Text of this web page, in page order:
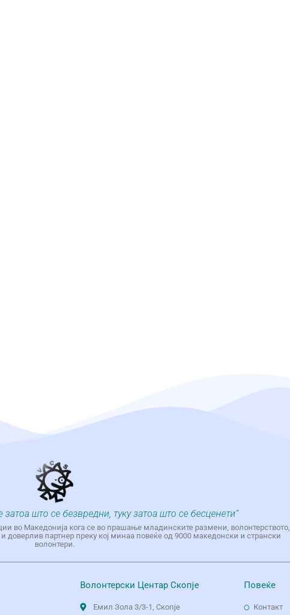
затоа што се безвредни, туку затоа што се бесценети“
во Македонија кога се во прашање младинските размени, волонтерството,
партнер преку кој минаа повеќе од 9000 македонски и странски
волонтери.
Волонтерски Центар Скопје
Емил Зола 3/3-1, Скопје
Повеќе
Контакт